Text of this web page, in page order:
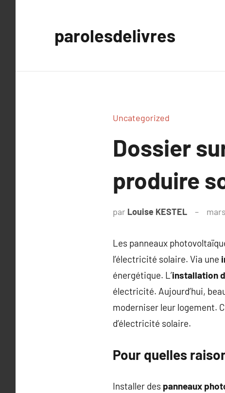
parolesdelivres
Uncategorized
Dossier
produire
par Louise KESTEL
Les panneaux
l’électricité solaire. Via une
énergétique. L’installation
électricité. Aujourd’hui,
moderniser leur logement.
d’électricité solaire.
Pour quelles
Installer des panneaux